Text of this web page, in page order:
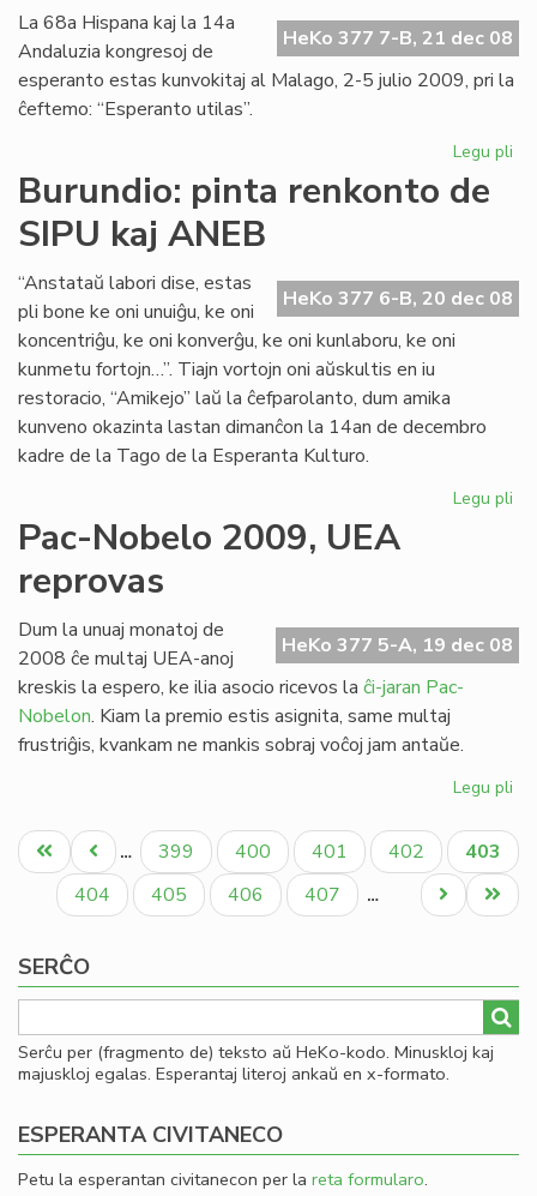
HeKo 377 7-B, 21 dec 08
La 68a Hispana kaj la 14a
Andaluzia kongresoj de
esperanto estas kunvokitaj al Malago, 2-5 julio 2009, pri la
ĉeftemo: “Esperanto utilas”.
Legu pli
Burundio: pinta renkonto de
SIPU kaj ANEB
HeKo 377 6-B, 20 dec 08
“Anstataŭ labori dise, estas
pli bone ke oni unuiĝu, ke oni
koncentriĝu, ke oni konverĝu, ke oni kunlaboru, ke oni
kunmetu fortojn…”. Tiajn vortojn oni aŭskultis en iu
restoracio, “Amikejo” laŭ la ĉefparolanto, dum amika
kunveno okazinta lastan dimanĉon la 14an de decembro
kadre de la Tago de la Esperanta Kulturo.
Legu pli
Pac-Nobelo 2009, UEA
reprovas
HeKo 377 5-A, 19 dec 08
Dum la unuaj monatoj de
2008 ĉe multaj UEA-anoj
kreskis la espero, ke ilia asocio ricevos la ĉi-jaran Pac-
Nobelon. Kiam la premio estis asignita, same multaj
frustriĝis, kvankam ne mankis sobraj voĉoj jam antaŭe.
Legu pli
Pagination
Unua
paĝo
Antaŭa
paĝo
… Paĝo
399 Paĝo
400 Paĝo
401 Paĝo
402
Aktuala
paĝo
403
Paĝo
404 Paĝo
405 Paĝo
406 Paĝo
407 …
Last
page
Next
page
SERĈO
Serĉu per (fragmento de) teksto aŭ HeKo-kodo. Minuskloj kaj
majuskloj egalas. Esperantaj literoj ankaŭ en x-formato.
ESPERANTA CIVITANECO
Petu la esperantan civitanecon per la reta formularo.